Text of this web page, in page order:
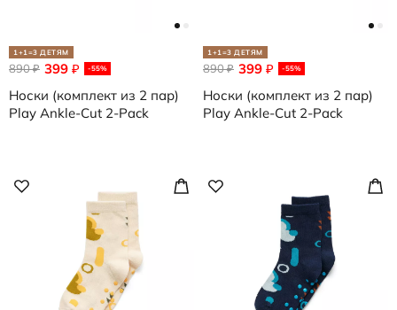
1+1=3 ДЕТЯМ
399 ₽ -55%
890₽
Носки (комплект из 2 пар)
Play Ankle-Cut 2-Pack
1+1=3 ДЕТЯМ
399 ₽ -55%
890₽
Носки (комплект из 2 пар)
Play Ankle-Cut 2-Pack